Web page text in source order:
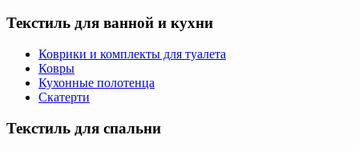
Текстиль для ванной и кухни
Коврики и комплекты для туалета
Ковры
Кухонные полотенца
Скатерти
Текстиль для спальни